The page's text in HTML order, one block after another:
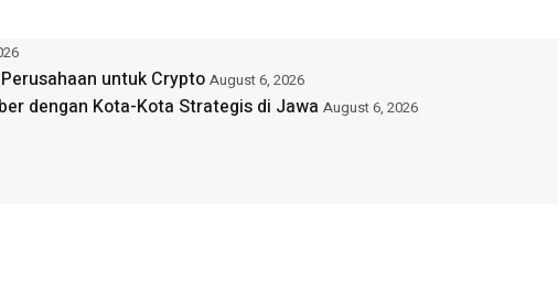
untuk Crypto August 6, 2026
dengan Kota-Kota Strategis di Jawa August 6, 2026